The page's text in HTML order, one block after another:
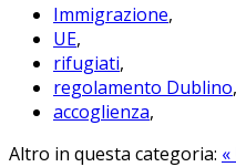
Immigrazione,
UE,
rifugiati,
regolamento Dublino,
accoglienza,
Altro in questa categoria: